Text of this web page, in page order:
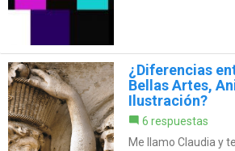
¿Diferencias
Bellas Artes,
Ilustración?
6 respuestas
Me llamo Claudia y